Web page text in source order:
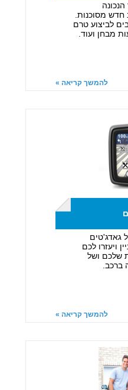
חדש מסוכנות.
לביצוע טרם
מבחן ועוד.
להמשך קריאה »
גאדג'טים
ויעזרו לכם
שלכם ושל
ברכב.
להמשך קריאה »